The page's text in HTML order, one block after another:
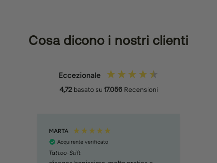
Cosa dicono i nostri clienti
Eccezionale
4,72 basato su 17.056 Recensioni
MARTA
Acquirente verificato
Tattoo-Stift